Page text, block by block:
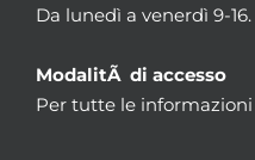
Da lunedì a venerdì 9-16.
ModalitÃ di accesso
Per tutte le informazioni